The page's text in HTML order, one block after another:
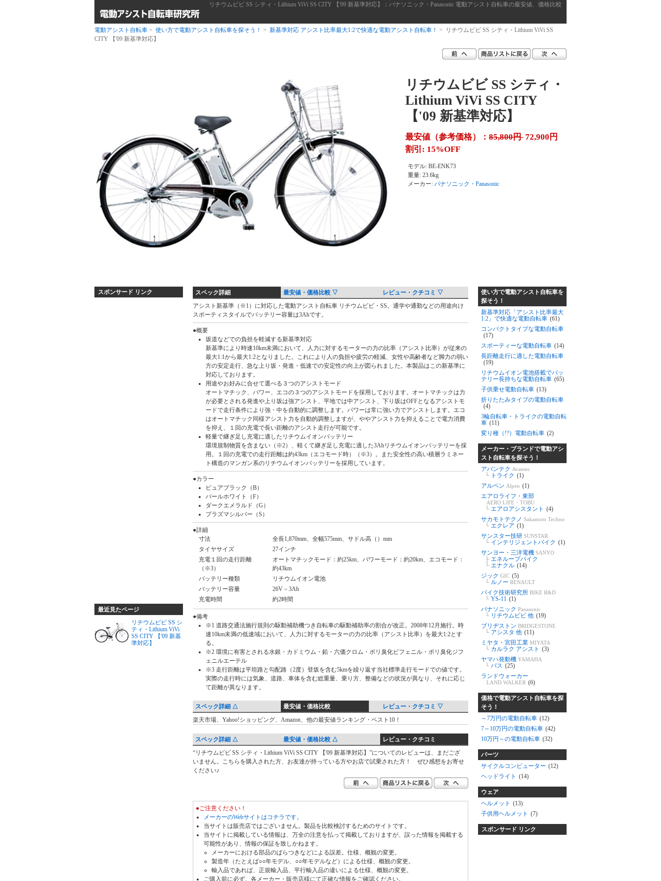
リチウムビビ SS シティ・Lithium ViVi SS CITY 【'09 新基準対応】：パナソニック・Panasonic 電動アシスト自転車の最安値、価格比較
電動アシスト自転車 > 使い方で電動アシスト自転車を探そう！ > 新基準対応 アシスト比率最大1:2で快適な電動アシスト自転車！ > リチウムビビ SS シティ・Lithium ViVi SS
CITY 【'09 新基準対応】
リチウムビビ SS シティ・
Lithium ViVi SS CITY
【'09 新基準対応】
最安値（参考価格）： 85,800円 72,900円
割引: 15%OFF
モデル: BE-ENK73
重量: 23.6kg
メーカー: パナソニック・Panasonic
スポンサード リンク
最近見たページ
リチウムビビ SS シ
ティ・Lithium ViVi
SS CITY 【'09 新基
準対応】
スペック詳細 最安値・価格比較 ▽ レビュー・クチコミ ▽
ス
ペ
ッ
アシスト新基準（※1）に対応した電動アシスト自転車 リチウムビビ・SS。通学や通勤などの用途向け
スポーティスタイルでバッテリー容量は3Ahです。
●概要
坂道などでの負担を軽減する新基準対応
新基準により時速10km未満において、人力に対するモーターの力の比率（アシスト比率）が従来の
最大1:1から最大1:2となりました。これにより人の負担や疲労の軽減、女性や高齢者など脚力の弱い
方の安定走行、急な上り坂・発進・低速での安定性の向上が図られました。本製品はこの新基準に
対応しております。
用途やお好みに合せて選べる３つのアシストモード
オートマチック、パワー、エコの３つのアシストモードを採用しております。オートマチックは力
が必要とされる発進や上り坂は強アシスト、平地では中アシスト、下り坂はOFFとなるアシストモ
ードで走行条件により強・中を自動的に調整します。パワーは常に強い力でアシストします。エコ
はオートマチック同様アシスト力を自動的調整しますが、ややアシスト力を抑えることで電力消費
を抑え、１回の充電で長い距離のアシスト走行が可能です。
軽量で継ぎ足し充電に適したリチウムイオンバッテリー
環境規制物質を含まない（※2）、軽くて継ぎ足し充電に適した3Ahリチウムイオンバッテリーを採
用。１回の充電での走行距離は約43km（エコモード時）（※3）。また安全性の高い積層ラミネー
ト構造のマンガン系のリチウムイオンバッテリーを採用しています。
●カラー
ピュアブラック（B）
パールホワイト（F）
ダークエメラルド（G）
プラズマシルバー（S）
●詳細
寸法
全長1,870mm、全幅575mm、サドル高（）mm
タイヤサイズ
27インチ
充電１回の走行距離
（※3）
オートマチックモード：約25km、パワーモード：約20km、エコモード：
約43km
バッテリー種類
リチウムイオン電池
バッテリー容量
26V－3Ah
充電時間
約2時間
●備考
※1 道路交通法施行規則の駆動補助機つき自転車の駆動補助率の割合が改正。2008年12月施行。時
速10km未満の低速域において、人力に対するモーターの力の比率（アシスト比率）を最大1:2とす
る。
※2 環境に有害とされる水銀・カドミウム・鉛・六価クロム・ポリ臭化ビフェニル・ポリ臭化ジフ
ェニルエーテル
※3 走行距離は平坦路と勾配路（2度）登坂を含む5kmを繰り返す当社標準走行モードでの値です。
実際の走行時には気象、道路、車体を含む総重量、乗り方、整備などの状況が異なり、それに応じ
て距離が異なります。
スペック詳細 △ 最安値・価格比較 レビュー・クチコミ ▽
最
安
値・
価
格
楽天市場、Yahoo!ショッピング、Amazon、他の最安値ランキング・ベスト10！
スペック詳細 △ 最安値・価格比較 △ レビュー・クチコミ
レ
ビ
ク
チ
コ
“リチウムビビ SS シティ・Lithium ViVi SS CITY 【'09 新基準対応】”についてのレビューは、まだござ
いません。こちらを購入された方、お友達が持っている方やお店で試乗された方！ ぜひ感想をお寄せ
ください♪
●ご注意ください！
メーカーのWebサイトはコチラです。
当サイトは販売店ではございません。製品を比較検討するためのサイトです。
当サイトに掲載している情報は、万全の注意を払って掲載しておりますが、誤った情報を掲載する
可能性があり、情報の保証を致しかねます。
メーカーにおける部品のばらつきなどによる誤差。仕様、概観の変更。
製造年（たとえば○○年モデル、○○年モデルなど）による仕様、概観の変更。
輸入品であれば、正規輸入品、平行輸入品の違いによる仕様、概観の変更。
ご購入前に必ず、各メーカー・販売店様にて正確な情報をご確認ください。
使い方で電動アシスト自転車を
探そう！
新基準対応「アシスト比率最大
1:2」で快適な電動自転車 (61)
コンパクトタイプな電動自転車
(17)
スポーティーな電動自転車 (14)
長距離走行に適した電動自転車
(19)
リチウムイオン電池搭載でバッ
テリー長持ちな電動自転車 (65)
子供乗せ電動自転車 (13)
折りたたみタイプの電動自転車
(4)
3輪自転車・トライクの電動自転
車 (11)
変り種（!?）電動自転車 (2)
メーカー・ブランドで電動アシ
スト自転車を探そう！
アバンテク Avantec
└ トライク (1)
アルペン Alpen (1)
エアロライフ・東部
AERO LIFE・TOBU
└ エアロアシスタント (4)
サカモトテクノ Sakamoto Techno
└ エクレア (1)
サンスター技研 SUNSTAR
└ インテリジェントバイク (1)
サンヨー・三洋電機 SANYO
├ エネループバイク
└ エナクル (14)
ジック GIC (5)
└ ルノー RENAULT
バイク技術研究所 BIKE R&D
└ YS-11 (1)
パナソニック Panasonic
└ リチウムビビ 他 (19)
ブリヂストン BRIDGESTONE
└ アシスタ 他 (11)
ミヤタ・宮田工業 MIYATA
└ カルラク アシスト (3)
ヤマハ発動機 YAMAHA
└ パス (25)
ランドウォーカー
LAND WALKER (6)
価格で電動アシスト自転車を探
そう！
～7万円の電動自転車 (12)
7～10万円の電動自転車 (42)
10万円～の電動自転車 (32)
パーツ
サイクルコンピューター (12)
ヘッドライト (14)
ウェア
ヘルメット (13)
子供用ヘルメット (7)
スポンサード リンク